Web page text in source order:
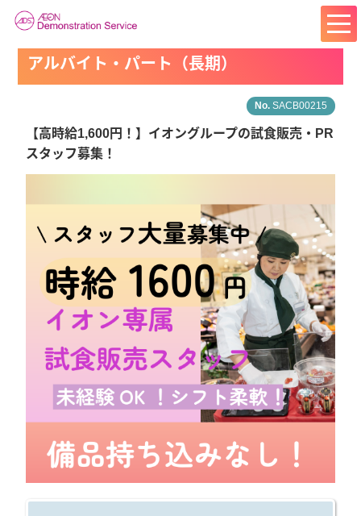
アルバイト・パート（長期）
SACB00215
【高時給1,600円！】イオングループの試食販売・PR
スタッフ募集！